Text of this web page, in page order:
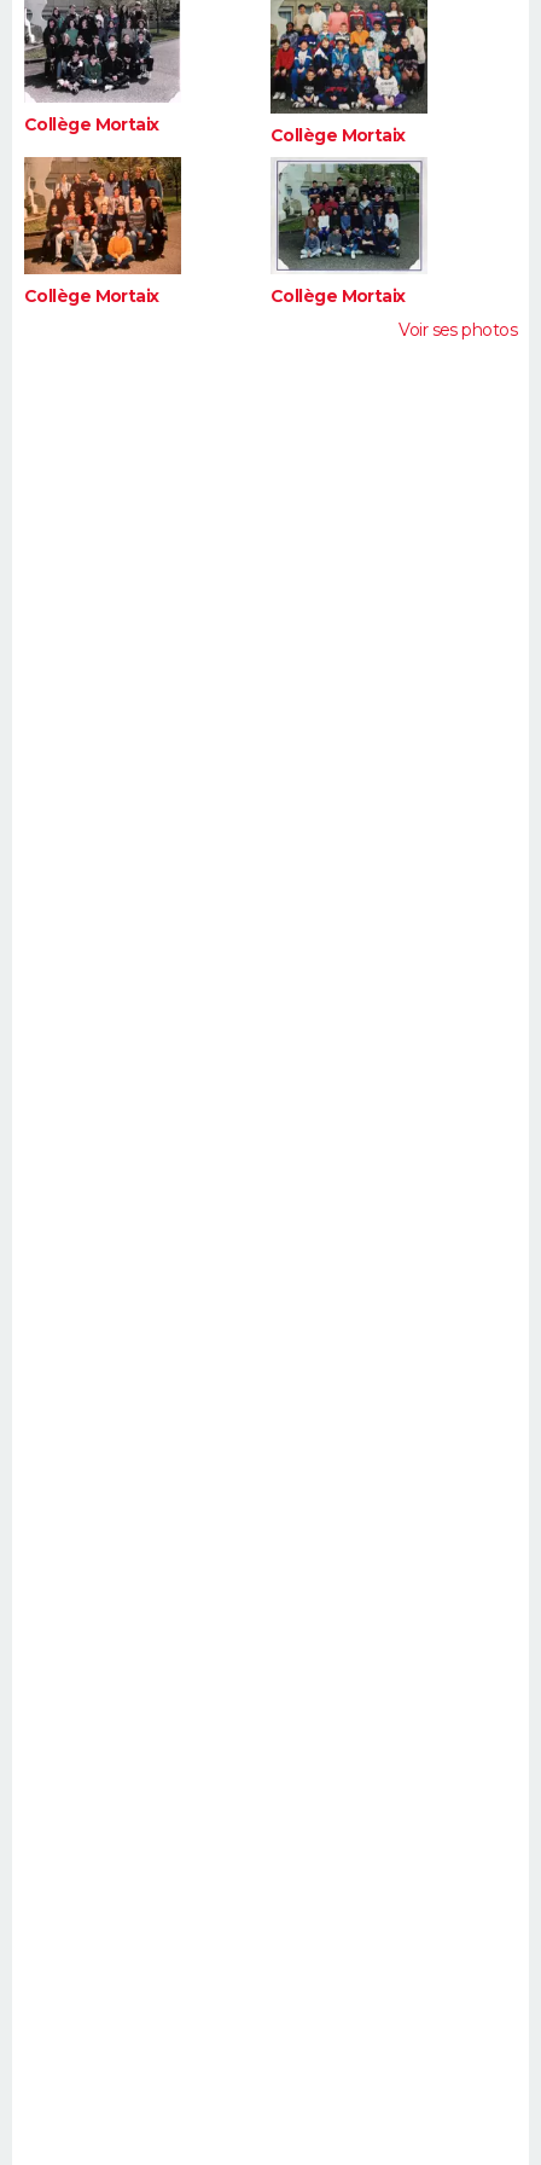
FORUM
Bricolage
Lifestyle
Culture
Sport
Auto
Television
Voyage
Cinema
Collège Mortaix Collège Mortaix
Collège Mortaix
Collège Mortaix
Voir ses photos